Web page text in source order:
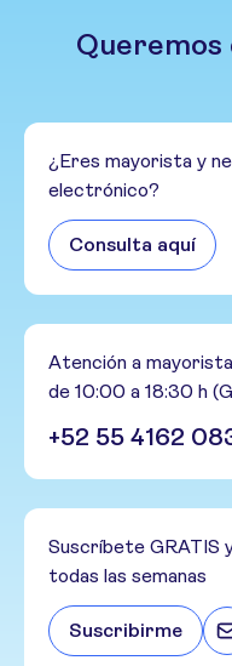
¿Eres mayorista y
electrónico?
Consulta aquí
Atención a
de 10:00 a 18:30 h
+52 55 4162
Suscríbete GRATIS
todas las semanas
Suscribirme